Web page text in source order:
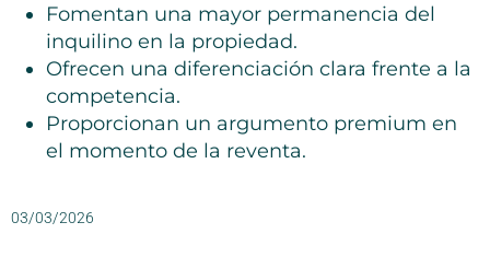
Fomentan una mayor permanencia del
inquilino en la propiedad.
Ofrecen una diferenciación clara frente a la
competencia.
Proporcionan un argumento premium en
el momento de la reventa.
03/03/2026